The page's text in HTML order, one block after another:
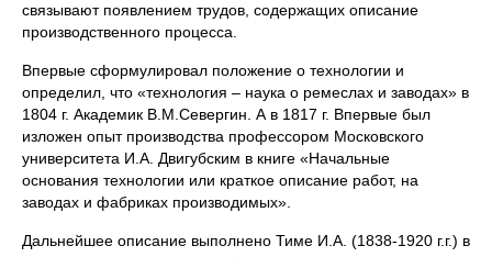
связывают появлением трудов, содержащих описание
производственного процесса.
Впервые сформулировал положение о технологии и
определил, что «технология – наука о ремеслах и заводах» в
1804 г. Академик В.М.Севергин. А в 1817 г. Впервые был
изложен опыт производства профессором Московского
университета И.А. Двигубским в книге «Начальные
основания технологии или краткое описание работ, на
заводах и фабриках производимых».
Дальнейшее описание выполнено Тиме И.А. (1838-1920 г.г.) в